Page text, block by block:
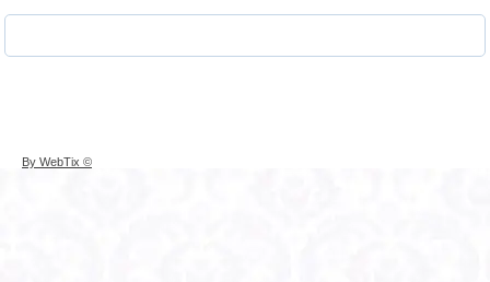
© By WebTix